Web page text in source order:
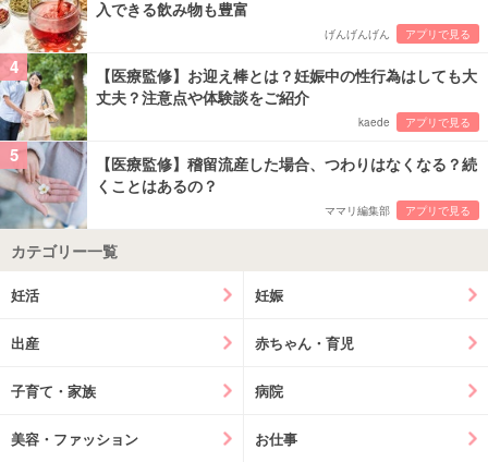
入できる飲み物も豊富
げんげんげん アプリで見る
4
【医療監修】お迎え棒とは？妊娠中の性行為はしても大
丈夫？注意点や体験談をご紹介
kaede アプリで見る
5
【医療監修】稽留流産した場合、つわりはなくなる？続
くことはあるの？
ママリ編集部 アプリで見る
カテゴリー一覧
妊活 妊娠
出産 赤ちゃん・育児
子育て・家族 病院
美容・ファッション お仕事